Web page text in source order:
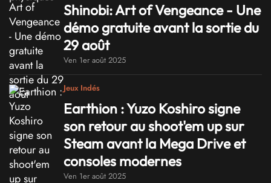
Shinobi: Art of Vengeance - Une
démo gratuite avant la sortie du
29 août
Ven 1er août 2025
Jeux Indés
Earthion : Yuzo Koshiro signe
son retour au shoot'em up sur
Steam avant la Mega Drive et
consoles modernes
Ven 1er août 2025